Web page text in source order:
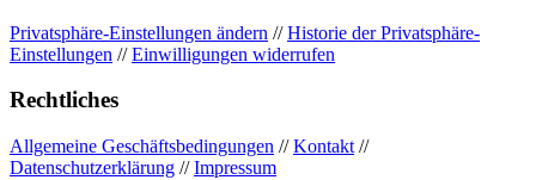
Privatsphäre-Einstellungen ändern //Historie der Privatsphäre-
Einstellungen //Einwilligungen widerrufen
Rechtliches
Allgemeine Geschäftsbedingungen //Kontakt //
Datenschutzerklärung //Impressum